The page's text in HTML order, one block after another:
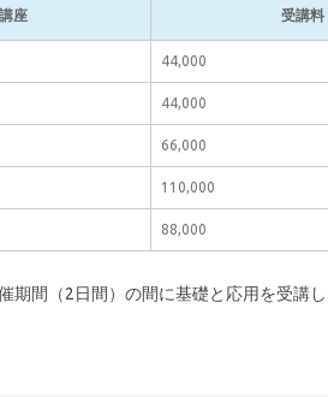
座 受講料
44,000
44,000
66,000
110,000
88,000
期間（2日間）の間に基礎と応用を受講